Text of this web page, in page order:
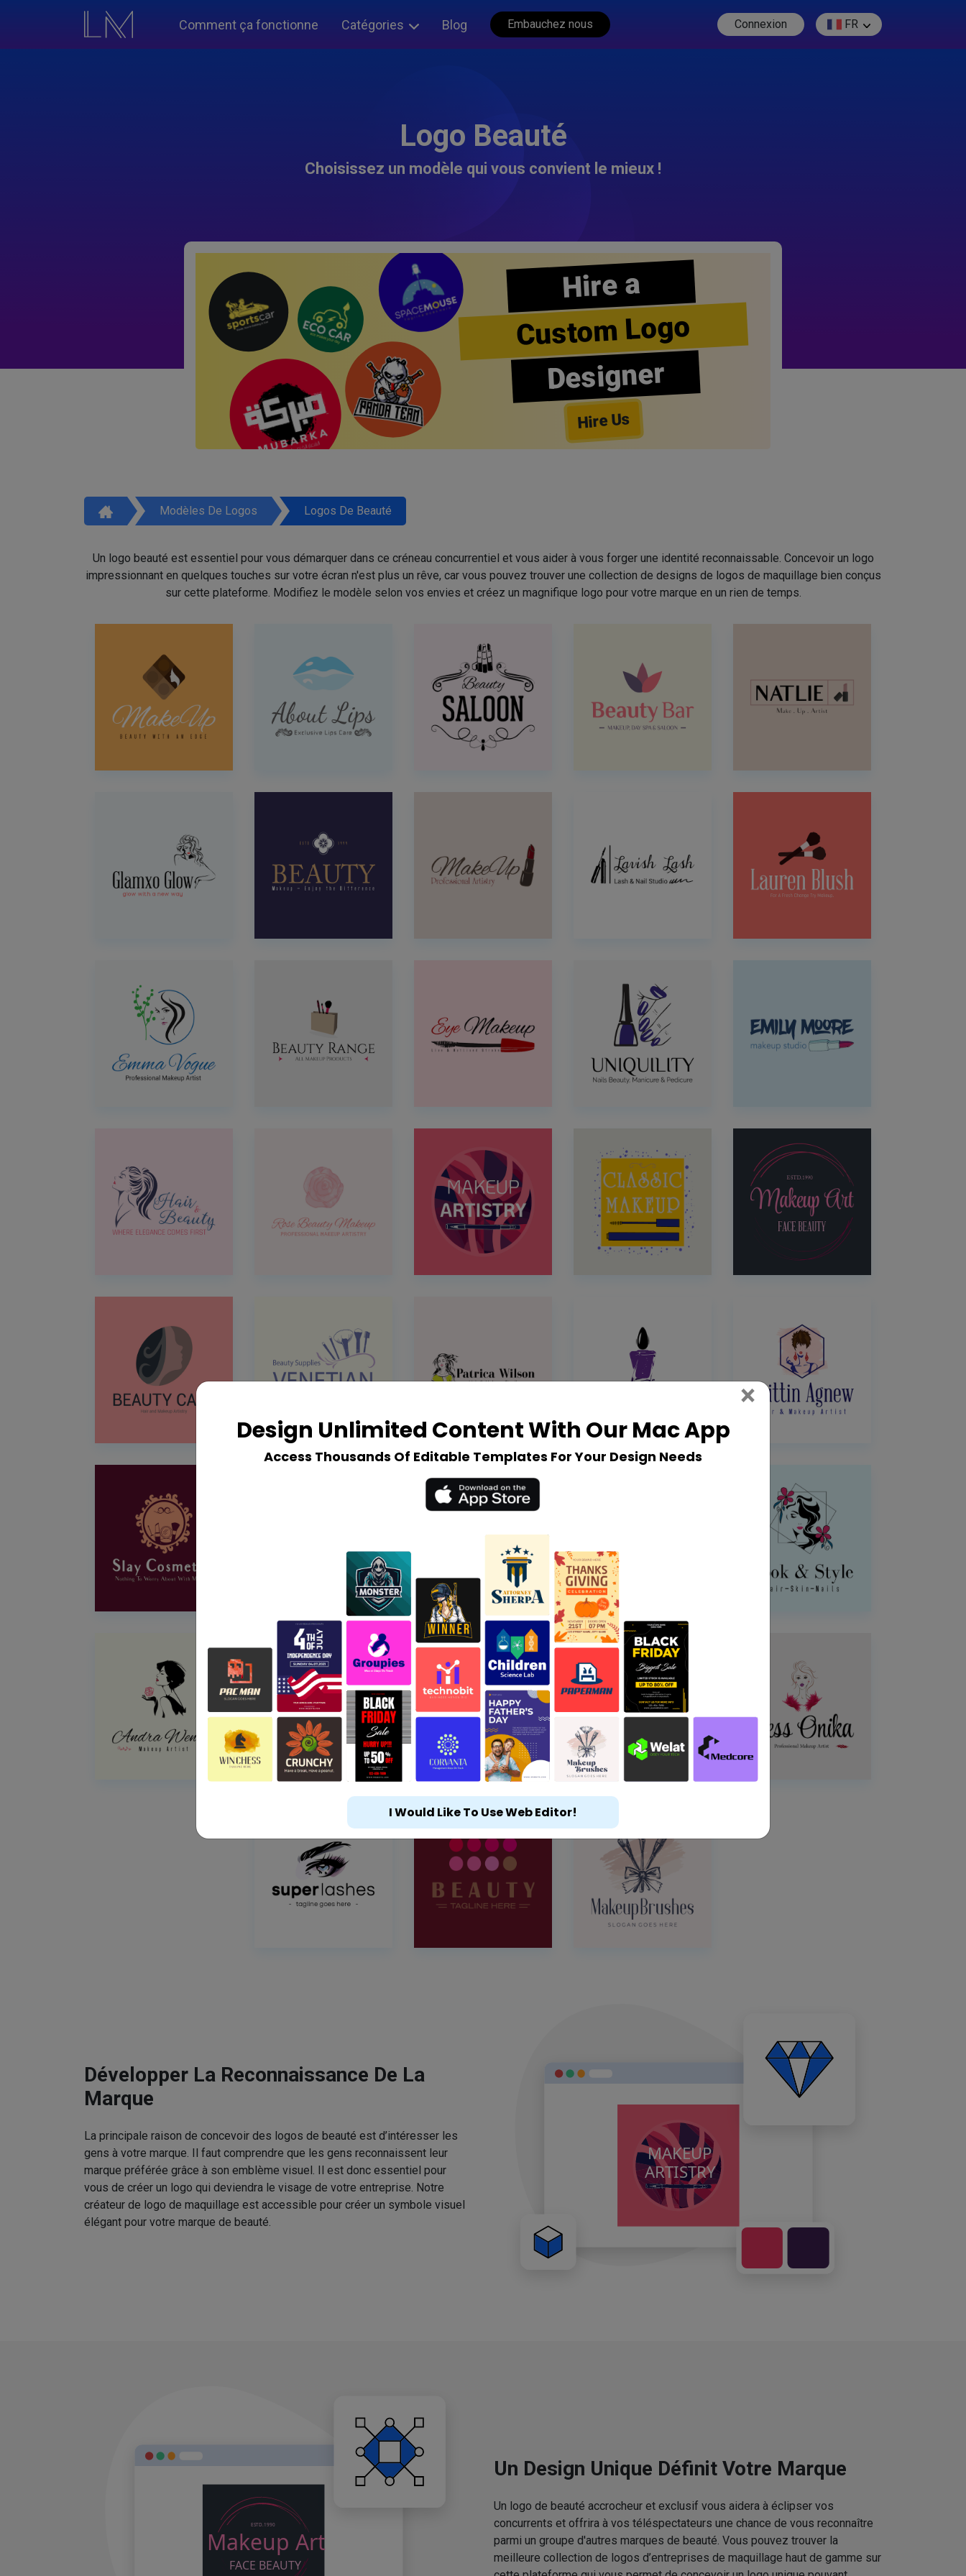
Comment ça fonctionne Catégories Blog Embauchez nous Connexion FR
Logo Beauté
Choisissez un modèle qui vous convient le mieux !
Hire a
Custom Logo
Designer
Hire Us
Modèles De Logos Logos De Beauté
Un logo beauté est essentiel pour vous démarquer dans ce créneau concurrentiel et vous aider à vous forger une identité reconnaissable. Concevoir un logo
impressionnant en quelques touches sur votre écran n'est plus un rêve, car vous pouvez trouver une collection de designs de logos de maquillage bien conçus
sur cette plateforme. Modifiez le modèle selon vos envies et créez un magnifique logo pour votre marque en un rien de temps.
Développer La Reconnaissance De La
Marque
La principale raison de concevoir des logos de beauté est d’intéresser les
gens à votre marque. Il faut comprendre que les gens reconnaissent leur
marque préférée grâce à son emblème visuel. Il est donc essentiel pour
vous de créer un logo qui deviendra le visage de votre entreprise. Notre
créateur de logo de maquillage est accessible pour créer un symbole visuel
élégant pour votre marque de beauté.
Un Design Unique Définit Votre Marque
Un logo de beauté accrocheur et exclusif vous aidera à éclipser vos
concurrents et offrira à vos téléspectateurs une chance de vous reconnaître
parmi un groupe d'autres marques de beauté. Vous pouvez trouver la
meilleure collection de logos d’entreprises de maquillage haut de gamme sur
Design Unlimited Content With Our Mac App
Access Thousands Of Editable Templates For Your Design Needs
× Close
I Would Like To Use Web Editor!